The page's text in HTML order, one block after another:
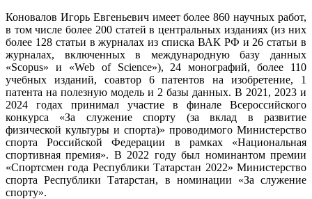
Коновалов Игорь Евгеньевич имеет более 860 научных работ,
в том числе более 200 статей в центральных изданиях (из них
более 128 статьи в журналах из списка ВАК РФ и 26 статьи в
журналах, включенных в международную базу данных
«Scopus» и «Web of Science»), 24 монографий, более 110
учебных изданий, соавтор 6 патентов на изобретение, 1
патента на полезную модель и 2 базы данных. В 2021, 2023 и
2024 годах принимал участие в финале Всероссийского
конкурса «За служение спорту (за вклад в развитие
физической культуры и спорта)» проводимого Министерство
спорта Российской Федерации в рамках «Национальная
спортивная премия». В 2022 году был номинантом премии
«Спортсмен года Республики Татарстан 2022» Министерство
спорта Республики Татарстан, в номинации «За служение
спорту».